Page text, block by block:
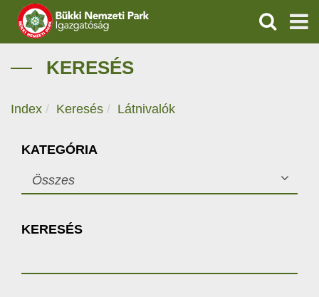
IGAZGATÓSÁG
KAPCSOLAT
KERESÉS
KERESÉS
Index Keresés Látnivalók
KATEGÓRIA
Összes
KERESÉS